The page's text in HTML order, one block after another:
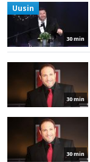
30 min
Uusin
30 min
30 min